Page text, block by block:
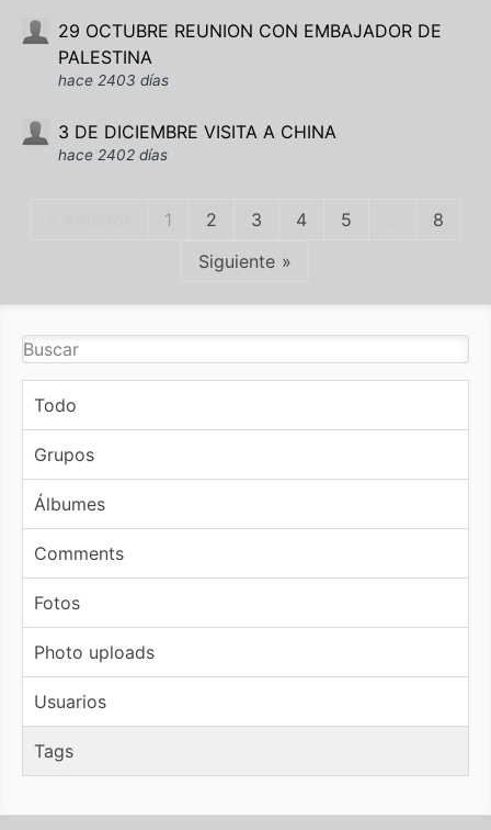
29 OCTUBRE REUNION CON EMBAJADOR DE
PALESTINA
hace 2403 días
3 DE DICIEMBRE VISITA A CHINA
hace 2402 días
1 2 3 4 5
8
Siguiente
Todo
Grupos
Álbumes
Comments
Fotos
Photo uploads
Usuarios
Tags